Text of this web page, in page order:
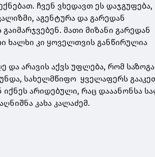
ჩვენ ვხედავთ ეს
აგენტურა და გარედან
მათი მიზანი გარედან
ხალხი კი ყოველთვის განწირულია
და არავის აქვს უფლება, რომ
სახელმწიფო ყველაფერს
იქნეს არიდებული, რაც დააანონსა
კახა კალაძემ.